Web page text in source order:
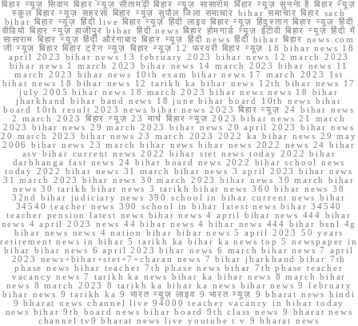
बिहार न्यूज़ सिवान बिहार न्यूज़ सीतामढ़ी बिहार न्यूज़ सासाराम बिहार न्यूज़ सुनना है बिहार न्यूज़
स्कूल बिहार न्यूज़ सहरसा बिहार न्यूज़ सुपौल जिला समाचार bihar समाचार बिहार sach
bihar बिहार न्यूज़ हिंदी live बिहार न्यूज़ हिंदी लाइव बिहार न्यूज़ हिंदुस्तान बिहार न्यूज़ हिंदी
वीडियो बिहार न्यूज़ हाजीपुर bihar हिंदी news बिहार होमगार्ड न्यूज़ ईटीवी बिहार न्यूज़ हिंदी में
सासाराम बिहार न्यूज़ हिंदी औरंगाबाद बिहार न्यूज़ हिंदी news हिंदी bihar बिहार news.com
जी न्यूज बिहार बिहार ट्रेन न्यूज़ बिहार न्यूज़ 12 फरवरी बिहार न्यूज़ 18 bihar news 18
april 2023 bihar news 13 february 2023 bihar news 12 march 2023
bihar news 1 march 2023 bihar news 14 march 2023 bihar news 11
march 2023 bihar news 10th exam bihar news 17 march 2023 1st
bihar news 18 bihar news 12 tarikh ka bihar news 12th bihar news 17
july 2005 bihar news 18 march 2023 bihar news news 18 bihar
jharkhand bihar band news 18 june bihar board 10th news bihar
board 10th result 2023 news bihar news 2023 बिहार न्यूज़ 24 bihar news
2 march 2023 बिहार न्यूज़ 23 मार्च बिहार न्यूज़ 2023 bihar news 21 march
2023 bihar news 29 march 2023 bihar news 20 april 2023 bihar news
20 march 2023 bihar news 23 march 2023 2022 ka bihar news 29 may
2006 bihar news 23 march bihar news bihar news 2022 news 24 bihar
asv bihar current news 2022 bihar stet news today 2022 bihar
darbhanga fast news 24 bihar board news 2022 bihar school news
today 2022 bihar news 31 march bihar news 3 april 2023 bihar news
31 march 2023 bihar news 30 march 2023 bihar news 30 march bihar
news 30 tarikh bihar news 3 tarikh bihar news 360 bihar news 38
32nd bihar judiciary news 390 school in bihar current news bihar
34540 teacher news 390 school in bihar latest news bihar 34540
teacher pension latest news bihar news 4 april bihar news 444 bihar
news 4 april 2023 news 44 bihar news 4 bihar news 444 bihar bsnl 4g
bihar news news 4 nation bihar bihar news 5 april 2023 50 years
retirement news in bihar 5 tarikh ka bihar ka news top 5 newspaper in
bihar bihar news 6 april 2023 bihar news 6 march bihar news 7 april
2023 news+bihar+stet+7+charan news 7 bihar jharkhand bihar 7th
phase news bihar teacher 7th phase news bihar 7th phase teacher
vacancy news 7 tarikh ka news bihar ka bihar news 8 march bihar
news 8 march 2023 8 tarikh ka bihar ka news bihar news 9 february
bihar news 9 tarikh ka 9 भारत न्यूज़ लाइव 9 भारत न्यूज़ 9 bharat news hindi
9 bharat news channel live 94000 teacher vacancy in bihar today
news bihar 9th board news bihar board 9th class news 9 bharat news
channel tv9 bharat news live youtube t v 9 bharat news